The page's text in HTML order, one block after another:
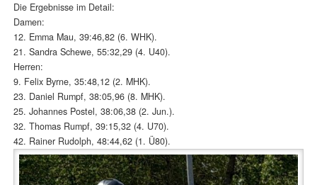
Die Ergebnisse im Detail:
Damen:
12. Emma Mau, 39:46,82 (6. WHK).
21. Sandra Schewe, 55:32,29 (4. U40).
Herren:
9. Felix Byrne, 35:48,12 (2. MHK).
23. Daniel Rumpf, 38:05,96 (8. MHK).
25. Johannes Postel, 38:06,38 (2. Jun.).
32. Thomas Rumpf, 39:15,32 (4. U70).
42. Rainer Rudolph, 48:44,62 (1. Ü80).